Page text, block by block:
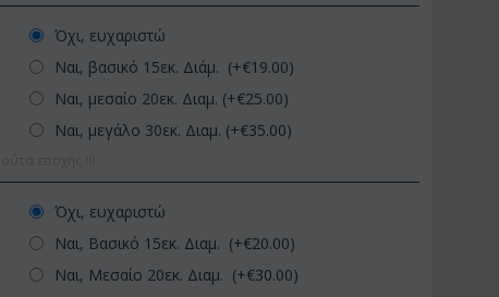
ΚΩΔΙΚΟΣ: Afp1
γυάλινο βάζο
€ 45.00 €39.99
Ποιοτική Γλά...
Όχι, ευχαριστώ
Ναι, βασικό 15εκ. Διάμ. (+€19.00)
Ναι, μεσαίο 20εκ. Διαμ. (+€25.00)
Ναι, μεγάλο 30εκ. Διαμ. (+€35.00)
Όχι, ευχαριστώ
Ναι, Βασικό 15εκ. Διαμ. (+€20.00)
Ναι, Μεσαίο 20εκ. Διαμ. (+€30.00)